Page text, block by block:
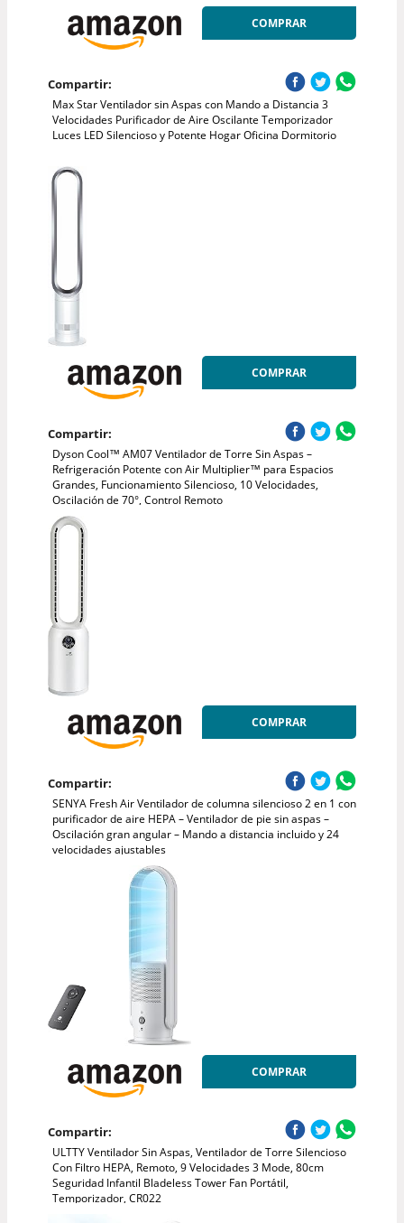
COMPRAR
Compartir:
Max Star Ventilador sin Aspas con Mando a Distancia 3
Velocidades Purificador de Aire Oscilante Temporizador
Luces LED Silencioso y Potente Hogar Oficina Dormitorio
COMPRAR
Compartir:
Dyson Cool™ AM07 Ventilador de Torre Sin Aspas –
Refrigeración Potente con Air Multiplier™ para Espacios
Grandes, Funcionamiento Silencioso, 10 Velocidades,
Oscilación de 70°, Control Remoto
COMPRAR
Compartir:
SENYA Fresh Air Ventilador de columna silencioso 2 en 1 con
purificador de aire HEPA – Ventilador de pie sin aspas –
Oscilación gran angular – Mando a distancia incluido y 24
velocidades ajustables
COMPRAR
Compartir:
ULTTY Ventilador Sin Aspas, Ventilador de Torre Silencioso
Con Filtro HEPA, Remoto, 9 Velocidades 3 Mode, 80cm
Seguridad Infantil Bladeless Tower Fan Portátil,
Temporizador, CR022